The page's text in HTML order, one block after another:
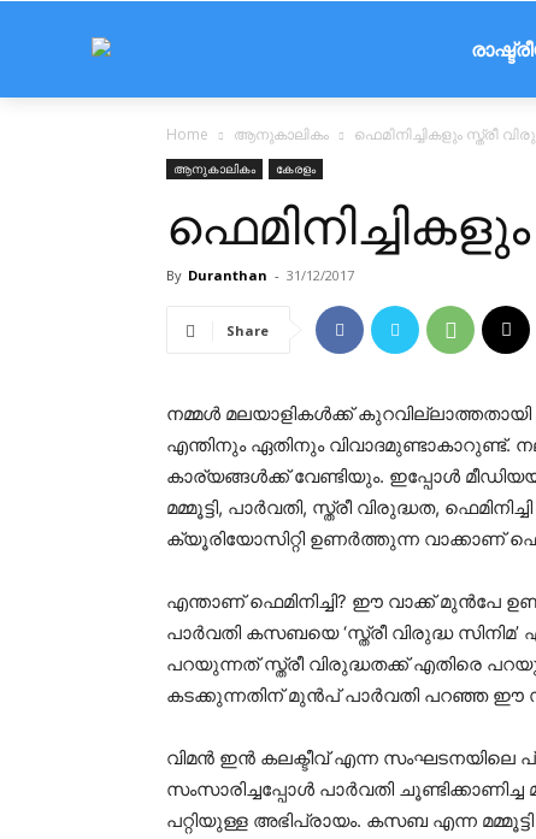
Home ആനുകാലികം ഫെമിനിച്ചികളും സ്ത്രീ
ആനുകാലികം കേരളം
By Duranthan - 31/12/2017
Share
നമ്മൾ മലയാളികൾക്ക് കുറവില്ലാത്തതായി
എന്തിനും ഏതിനും
കാര്യങ്ങൾക്ക് വേണ്ടിയും. ഇപ്പോൾ
മമ്മൂട്ടി, പാർവതി, സ്ത്രീ വിരുദ്ധത,
ക്യൂരിയോസിറ്റി ഉണർത്തുന്ന വാക്കാണ്
എന്താണ് ഫെമിനിച്ചി? ഈ വാക്ക് മുൻപേ
പാർവതി കസബയെ ‘സ്ത്രീ വിരുദ്ധ
പറയുന്നത് സ്ത്രീ വിരുദ്ധതക്ക് എതിരെ
കടക്കുന്നതിന് മുൻപ് പാർവതി പറഞ്ഞ ഈ
വിമൻ ഇൻ കലക്ടീവ് എന്ന സംഘടനയിലെ
സംസാരിച്ചപ്പോൾ പാർവതി
പറ്റിയുള്ള അഭിപ്രായം. കസബ എന്ന